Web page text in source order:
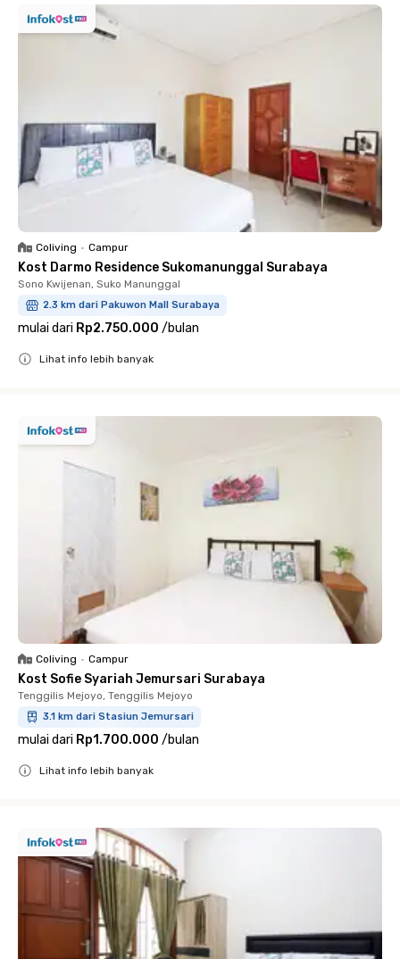
Coliving • Campur
Kost Darmo Residence Sukomanunggal Surabaya
Sono Kwijenan, Suko Manunggal
2.3 km dari Pakuwon Mall Surabaya
mulai dari Rp2.750.000 /bulan
Lihat info lebih banyak
Coliving • Campur
Kost Sofie Syariah Jemursari Surabaya
Tenggilis Mejoyo, Tenggilis Mejoyo
3.1 km dari Stasiun Jemursari
mulai dari Rp1.700.000 /bulan
Lihat info lebih banyak